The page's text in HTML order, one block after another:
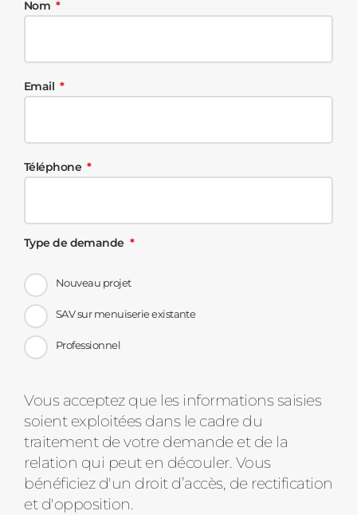
Nom
Email
Téléphone
Type de demande
Nouveau projet
SAV sur menuiserie existante
Professionnel
Message
d'état
Vous acceptez que les informations saisies
soient exploitées dans le cadre du
traitement de votre demande et de la
relation qui peut en découler. Vous
bénéficiez d'un droit d’accès, de rectification
et d'opposition.